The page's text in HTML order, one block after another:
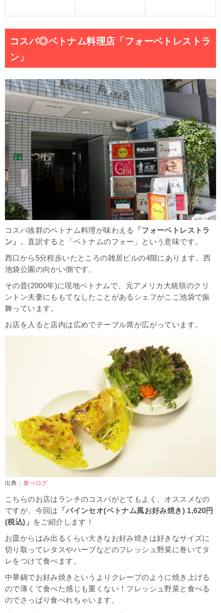
コスパ◎ベトナム料理店「フォーベトレストラ
ン」
コスパ抜群のベトナム料理が味わえる
「フォーベトレストラ
ン」 。直訳すると「ベトナムのフォー」という意味です。
西口から5分程歩いたところの雑居ビルの4階にあります。西
池袋公園の向かい側です。
その昔(2000年)に現地ベトナムで、元アメリカ大統領のクリ
ントン夫妻にももてなしたことがあるシェフがここ池袋で振
舞っています。
お店を入ると店内は広めでテーブル席が広がっています。
出典：食べログ
こちらのお店はランチのコスパがとてもよく、オススメなの
ですが、今回は
「バインセオ(ベトナム風お好み焼き) 1,620円
(税込) 」 をご紹介します！
お皿からはみ出るくらい大きなお好み焼きは好きなサイズに
切り取ってレタスやハーブなどのフレッシュ野菜に巻いてタ
レをつけて食べます。
中華鍋でお好み焼きというよりクレープのように焼き上げる
ので薄くて食べた感じも重くない！フレッシュ野菜と食べる
のでさっぱり食べれちゃいます。